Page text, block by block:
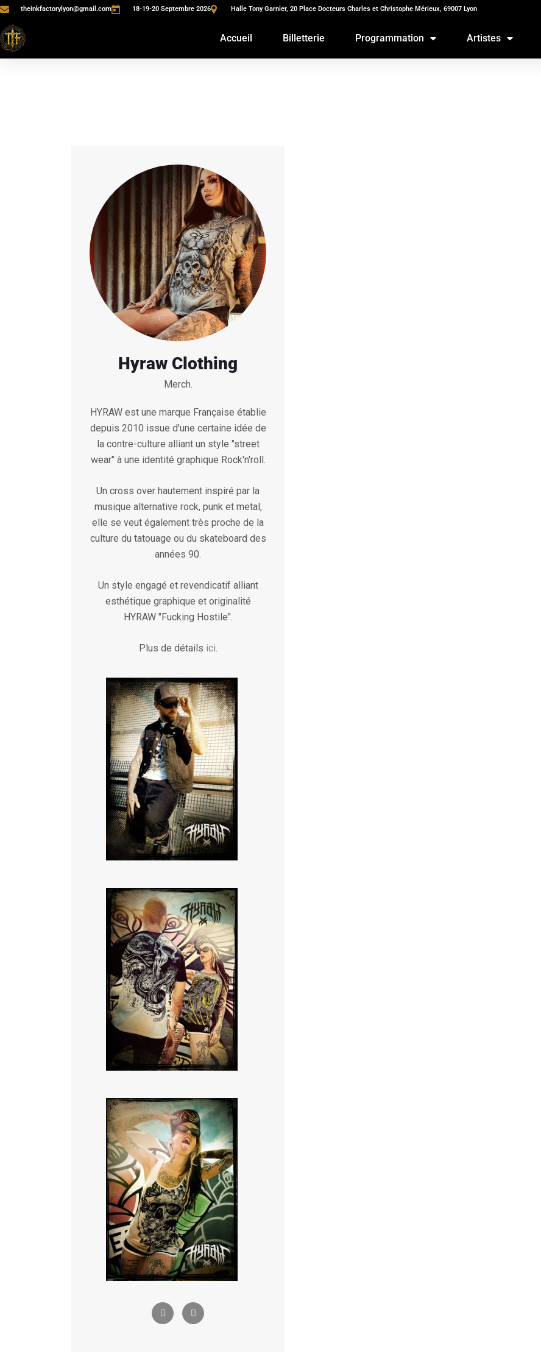
theinkfactorylyon@gmail.com 18-19-20 Septembre 2026 Halle Tony Garnier, 20 Place Docteurs Charles et Christophe Mérieux, 69007 Lyon
Accueil Billetterie Programmation Artistes
Hyraw Clothing
Merch.
HYRAW est une marque Française établie
depuis 2010 issue d'une certaine idée de
la contre-culture alliant un style "street
wear" à une identité graphique Rock'n'roll.
Un cross over hautement inspiré par la
musique alternative rock, punk et metal,
elle se veut également très proche de la
culture du tatouage ou du skateboard des
années 90.
Un style engagé et revendicatif alliant
esthétique graphique et originalité
HYRAW "Fucking Hostile".
Plus de détails ici.